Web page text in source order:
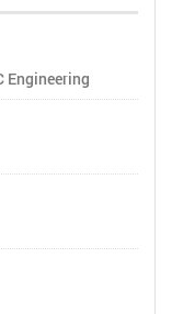
Engineering